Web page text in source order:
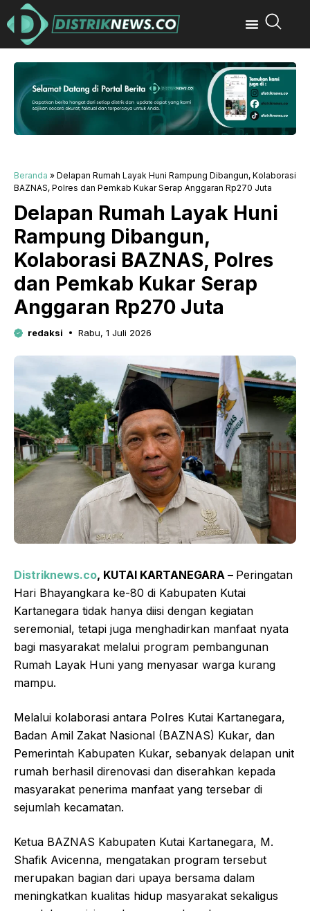
Beranda » Delapan Rumah Layak Huni Rampung Dibangun, Kolaborasi
BAZNAS, Polres dan Pemkab Kukar Serap Anggaran Rp270 Juta
Delapan Rumah Layak Huni
Rampung Dibangun,
Kolaborasi BAZNAS, Polres
dan Pemkab Kukar Serap
Anggaran Rp270 Juta
redaksi Rabu, 1 Juli 2026
Distriknews.co, KUTAI KARTANEGARA – Peringatan
Hari Bhayangkara ke-80 di Kabupaten Kutai
Kartanegara tidak hanya diisi dengan kegiatan
seremonial, tetapi juga menghadirkan manfaat nyata
bagi masyarakat melalui program pembangunan
Rumah Layak Huni yang menyasar warga kurang
mampu.
Melalui kolaborasi antara Polres Kutai Kartanegara,
Badan Amil Zakat Nasional (BAZNAS) Kukar, dan
Pemerintah Kabupaten Kukar, sebanyak delapan unit
rumah berhasil direnovasi dan diserahkan kepada
masyarakat penerima manfaat yang tersebar di
sejumlah kecamatan.
Ketua BAZNAS Kabupaten Kutai Kartanegara, M.
Shafik Avicenna, mengatakan program tersebut
merupakan bagian dari upaya bersama dalam
meningkatkan kualitas hidup masyarakat sekaligus